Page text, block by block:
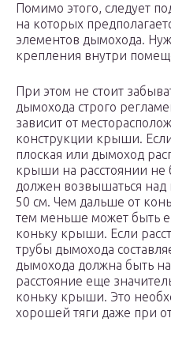
Помимо этого, следует
на которых
элементов дымохода.
крепления внутри
При этом не стоит
дымохода строго
зависит от
конструкции крыши.
плоская или дымоход
крыши на расстоянии не
должен возвышаться
50 см. Чем дальше от
тем меньше может быть
коньку крыши. Если
трубы дымохода
дымохода должна быть
расстояние еще
коньку крыши. Это
хорошей тяги даже при